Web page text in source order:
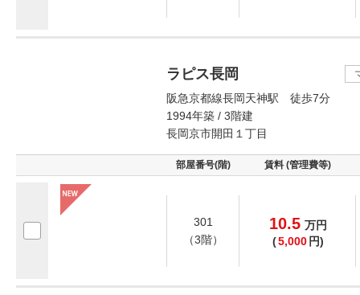
ラピス長岡
阪急京都線長岡天神駅 徒歩7分
1994年築 / 3階建
長岡京市開田１丁目
部屋番号(階) 賃料 (管理費等)
301
（3階）
10.5 万円
(5,000 円)